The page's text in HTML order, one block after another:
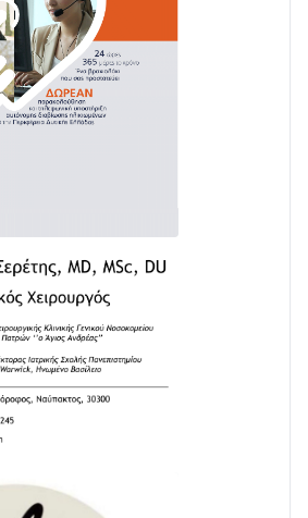
που κυκλοφορεί
«Καμία εκχώρηση των νερών
ΣΥΝΑΓΕΡΜΟΣ ΣΤΗΝ
ΦΩΤΙΑ ΣΤΟΝ ΑΓΙΟ ΗΛΙΑ ΠΡΙΝ ΤΗ